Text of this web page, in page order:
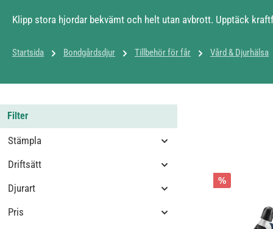
Klipp stora hjordar bekvämt och helt utan avbrott. Upptäck
Startsida Bondgårdsdjur Tillbehör för får Vård & Djurhälsa
Filter
Stämpla
Driftsätt
Djurart
Pris
%